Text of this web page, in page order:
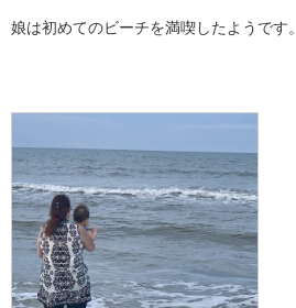
娘は初めてのビーチを満喫したようです。